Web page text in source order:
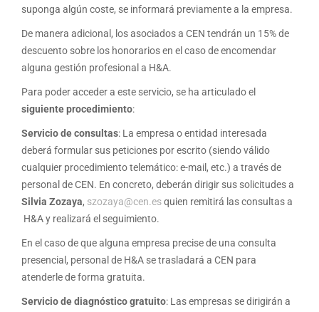
suponga algún coste, se informará previamente a la empresa.
De manera adicional, los asociados a CEN tendrán un 15% de
descuento sobre los honorarios en el caso de encomendar
alguna gestión profesional a H&A.
Para poder acceder a este servicio, se ha articulado el
siguiente procedimiento:
Servicio de consultas: La empresa o entidad interesada
deberá formular sus peticiones por escrito (siendo válido
cualquier procedimiento telemático: e-mail, etc.) a través de
personal de CEN. En concreto, deberán dirigir sus solicitudes a
Silvia Zozaya, szozaya@cen.esquien remitirá las consultas a
H&A y realizará el seguimiento.
En el caso de que alguna empresa precise de una consulta
presencial, personal de H&A se trasladará a CEN para
atenderle de forma gratuita.
Servicio de diagnóstico gratuito: Las empresas se dirigirán a